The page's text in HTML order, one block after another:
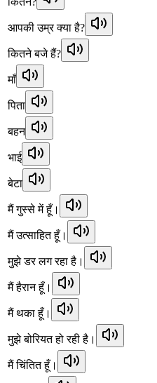
आपकी उम्र क्या है?
कितने बजे हैं?
माँ
पिता
बहन
भाई
बेटा
मैं गुस्से में हूँ।
मैं उत्साहित हूँ।
मुझे डर लग रहा है।
मैं हैरान हूँ।
मैं थका हूँ।
मुझे बोरियत हो रही है।
मैं चिंतित हूँ।